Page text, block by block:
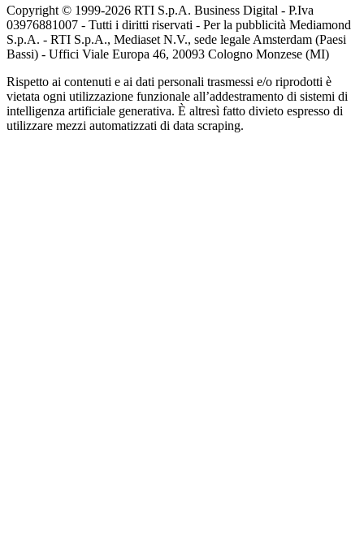
Copyright © 1999-2026 RTI S.p.A. Business Digital - P.Iva
03976881007 - Tutti i diritti riservati - Per la pubblicità Mediamond
S.p.A. - RTI S.p.A., Mediaset N.V., sede legale Amsterdam (Paesi
Bassi) - Uffici Viale Europa 46, 20093 Cologno Monzese (MI)
Rispetto ai contenuti e ai dati personali trasmessi e/o riprodotti è
vietata ogni utilizzazione funzionale all’addestramento di sistemi di
intelligenza artificiale generativa. È altresì fatto divieto espresso di
utilizzare mezzi automatizzati di data scraping.